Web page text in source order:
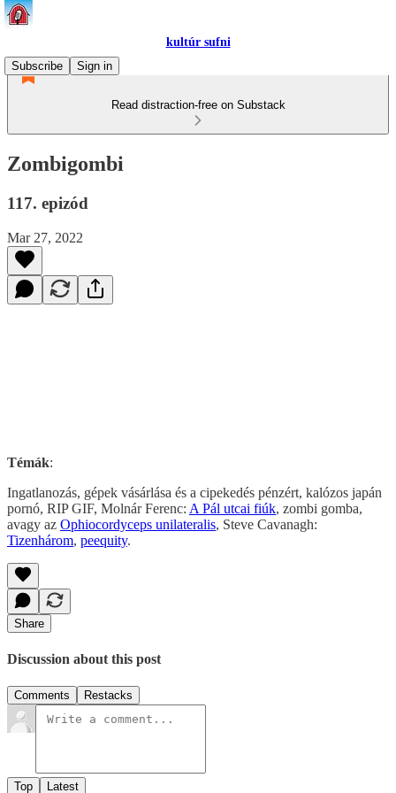
kultúr sufni
Subscribe
Sign in
Read distraction-free on Substack
Zombigombi
117. epizód
Mar 27, 2022
Témák:
Ingatlanozás, gépek vásárlása és a cipekedés pénzért, kalózos japán
pornó, RIP GIF, Molnár Ferenc: A Pál utcai fiúk, zombi gomba,
avagy az Ophiocordyceps unilateralis, Steve Cavanagh:
Tizenhárom, peequity.
Share
Discussion about this post
Comments Restacks
Top Latest